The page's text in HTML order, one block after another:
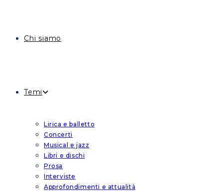
Chi siamo
Temi
Lirica e balletto
Concerti
Musical e jazz
Libri e dischi
Prosa
Interviste
Approfondimenti e attualità